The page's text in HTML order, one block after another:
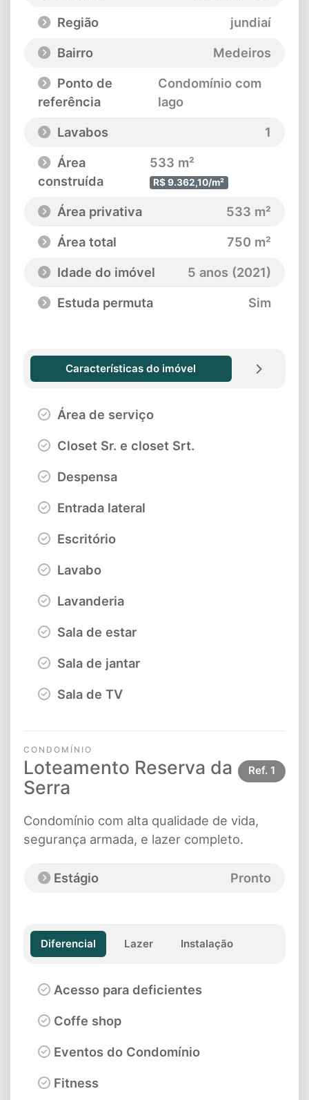
Região
jundiaí
Bairro
Medeiros
Ponto de
referência
Condomínio com
lago
Lavabos
1
Área
construída
533 m²
R$ 9.362,10/m²
Área privativa
533 m²
Área total
750 m²
Idade do imóvel
5 anos (2021)
Estuda permuta
Sim
Características do imóvel
Área de serviço
Closet Sr. e closet Srt.
Despensa
Entrada lateral
Escritório
Lavabo
Lavanderia
Sala de estar
Sala de jantar
Sala de TV
CONDOMÍNIO
Loteamento Reserva da
Serra
Ref. 1
Condomínio com alta qualidade de vida,
segurança armada, e lazer completo.
Estágio Pronto
Diferencial Lazer Instalação
Acesso para deficientes
Coffe shop
Eventos do Condomínio
Fitness